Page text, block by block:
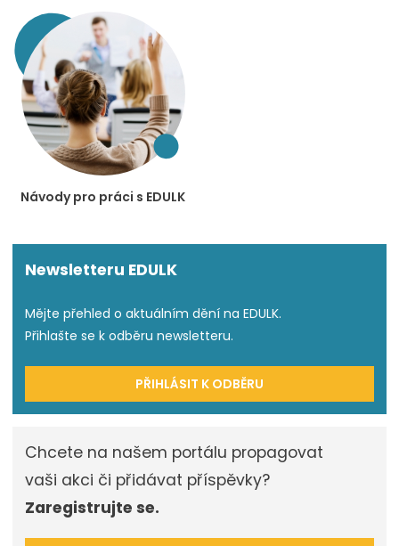
Návody pro práci s EDULK
Newsletteru EDULK
Mějte přehled o aktuálním dění na EDULK.
Přihlašte se k odběru newsletteru.
PŘIHLÁSIT K ODBĚRU
Chcete na našem portálu propagovat
vaši akci či přidávat příspěvky?
Zaregistrujte se.